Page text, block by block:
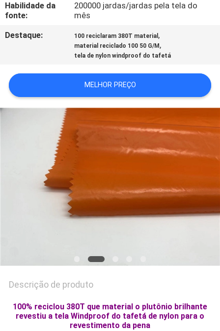
COMPANY
NEWS
DO
SITE
Habilidade da
fonte:
200000 jardas/jardas pela tela do
mês
Destaque:
100 reciclaram 380T material ,
material reciclado 100 50 G/M ,
tela de nylon windproof do tafetá
MELHOR PREÇO
Descrição de produto
100% reciclou 380T que material o plutônio brilhante
revestiu a tela Windproof do tafetá de nylon para o
revestimento da pena